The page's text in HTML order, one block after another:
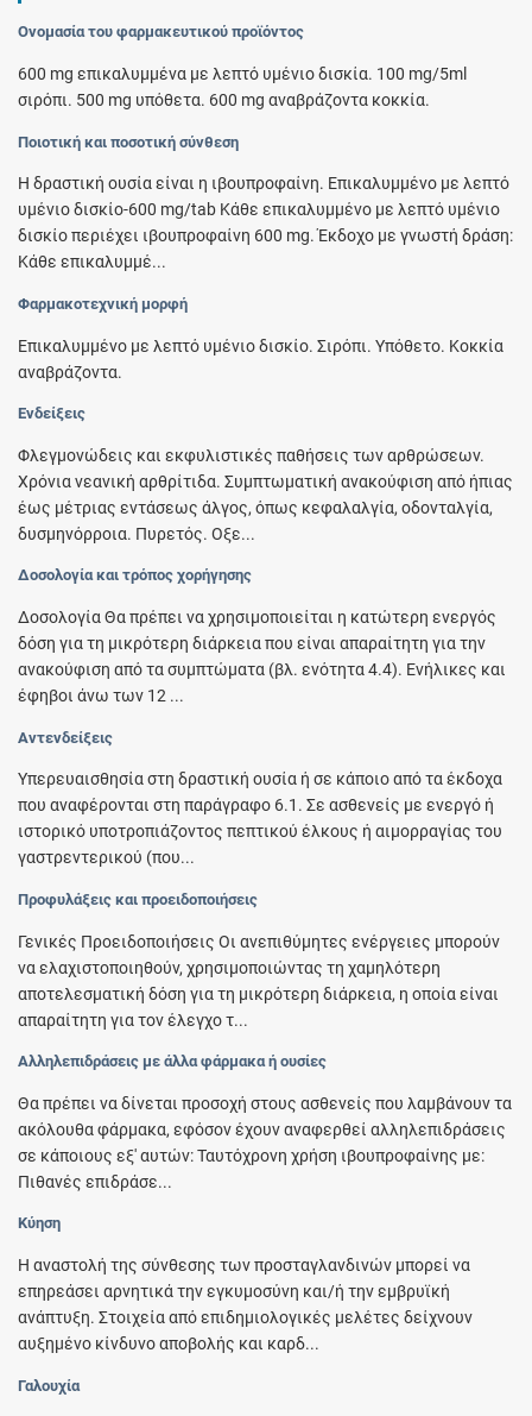
Ονομασία του φαρμακευτικού προϊόντος
600 mg επικαλυμμένα με λεπτό υμένιο δισκία. 100 mg/5ml
σιρόπι. 500 mg υπόθετα. 600 mg αναβράζοντα κοκκία.
Ποιοτική και ποσοτική σύνθεση
Η δραστική ουσία είναι η ιβουπροφαίνη. Επικαλυμμένο με λεπτό
υμένιο δισκίο-600 mg/tab Κάθε επικαλυμμένο με λεπτό υμένιο
δισκίο περιέχει ιβουπροφαίνη 600 mg. Έκδοχο με γνωστή δράση:
Κάθε επικαλυμμέ...
Φαρμακοτεχνική μορφή
Επικαλυμμένο με λεπτό υμένιο δισκίο. Σιρόπι. Υπόθετο. Κοκκία
αναβράζοντα.
Ενδείξεις
Φλεγμονώδεις και εκφυλιστικές παθήσεις των αρθρώσεων.
Χρόνια νεανική αρθρίτιδα. Συμπτωματική ανακούφιση από ήπιας
έως μέτριας εντάσεως άλγος, όπως κεφαλαλγία, οδονταλγία,
δυσμηνόρροια. Πυρετός. Οξε...
Δοσολογία και τρόπος χορήγησης
Δοσολογία Θα πρέπει να χρησιμοποιείται η κατώτερη ενεργός
δόση για τη μικρότερη διάρκεια που είναι απαραίτητη για την
ανακούφιση από τα συμπτώματα (βλ. ενότητα 4.4). Ενήλικες και
έφηβοι άνω των 12 ...
Αντενδείξεις
Υπερευαισθησία στη δραστική ουσία ή σε κάποιο από τα έκδοχα
που αναφέρονται στη παράγραφο 6.1. Σε ασθενείς με ενεργό ή
ιστορικό υποτροπιάζοντος πεπτικού έλκους ή αιμορραγίας του
γαστρεντερικού (που...
Προφυλάξεις και προειδοποιήσεις
Γενικές Προειδοποιήσεις Οι ανεπιθύμητες ενέργειες μπορούν
να ελαχιστοποιηθούν, χρησιμοποιώντας τη χαμηλότερη
αποτελεσματική δόση για τη μικρότερη διάρκεια, η οποία είναι
απαραίτητη για τον έλεγχο τ...
Αλληλεπιδράσεις με άλλα φάρμακα ή ουσίες
Θα πρέπει να δίνεται προσοχή στους ασθενείς που λαμβάνουν τα
ακόλουθα φάρμακα, εφόσον έχουν αναφερθεί αλληλεπιδράσεις
σε κάποιους εξ' αυτών: Ταυτόχρονη χρήση ιβουπροφαίνης με:
Πιθανές επιδράσε...
Κύηση
Η αναστολή της σύνθεσης των προσταγλανδινών μπορεί να
επηρεάσει αρνητικά την εγκυμοσύνη και/ή την εμβρυϊκή
ανάπτυξη. Στοιχεία από επιδημιολογικές μελέτες δείχνουν
αυξημένο κίνδυνο αποβολής και καρδ...
Γαλουχία